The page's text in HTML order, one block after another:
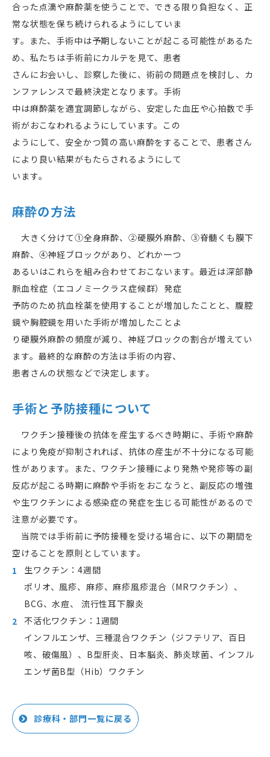
合った点滴や麻酔薬を使うことで、できる限り負担なく、正
常な状態を保ち続けられるようにしていま
す。また、手術中は予期しないことが起こる可能性があるた
め、私たちは手術前にカルテを見て、患者
さんにお会いし、診察した後に、術前の問題点を検討し、カ
ンファレンスで最終決定となります。手術
中は麻酔薬を適宜調節しながら、安定した血圧や心拍数で手
術がおこなわれるようにしています。この
ようにして、安全かつ質の高い麻酔をすることで、患者さん
により良い結果がもたらされるようにして
います。
麻酔の方法
大きく分けて①全身麻酔、②硬膜外麻酔、③脊髄くも膜下
麻酔、④神経ブロックがあり、どれか一つ
あるいはこれらを組み合わせておこないます。最近は深部静
脈血栓症（エコノミークラス症候群）発症
予防のため抗血栓薬を使用することが増加したことと、腹腔
鏡や胸腔鏡を用いた手術が増加したことよ
り硬膜外麻酔の頻度が減り、神経ブロックの割合が増えてい
ます。最終的な麻酔の方法は手術の内容、
患者さんの状態などで決定します。
手術と予防接種について
ワクチン接種後の抗体を産生するべき時期に、手術や麻酔
により免疫が抑制されれば、抗体の産生が不十分になる可能
性があります。また、ワクチン接種により発熱や発疹等の副
反応が起こる時期に麻酔や手術をおこなうと、副反応の増強
や生ワクチンによる感染症の発症を生じる可能性があるので
注意が必要です。
当院では手術前に予防接種を受ける場合に、以下の期間を
空けることを原則としています。
生ワクチン：4週間
ポリオ、風疹、麻疹、麻疹風疹混合（MRワクチン）、
BCG、水痘、 流行性耳下腺炎
不活化ワクチン：1週間
インフルエンザ、三種混合ワクチン（ジフテリア、百日
咳、破傷風）、B型肝炎、日本脳炎、肺炎球菌、インフル
エンザ菌B型（Hib）ワクチン
診療科・部門一覧に戻る